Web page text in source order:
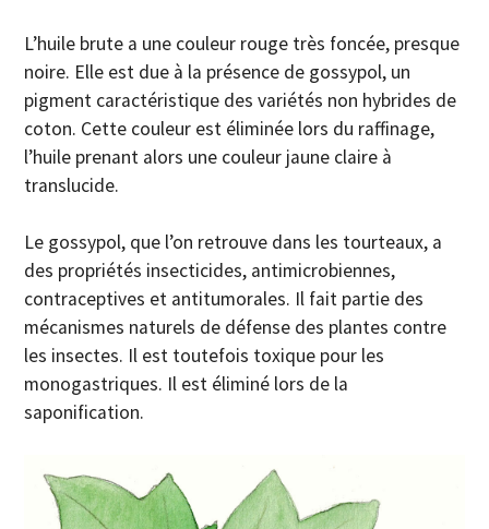
L’huile brute a une couleur rouge très foncée, presque
noire. Elle est due à la présence de gossypol, un
pigment caractéristique des variétés non hybrides de
coton. Cette couleur est éliminée lors du raffinage,
l’huile prenant alors une couleur jaune claire à
translucide.
Le gossypol, que l’on retrouve dans les tourteaux, a
des propriétés insecticides, antimicrobiennes,
contraceptives et antitumorales. Il fait partie des
mécanismes naturels de défense des plantes contre
les insectes. Il est toutefois toxique pour les
monogastriques. Il est éliminé lors de la
saponification.